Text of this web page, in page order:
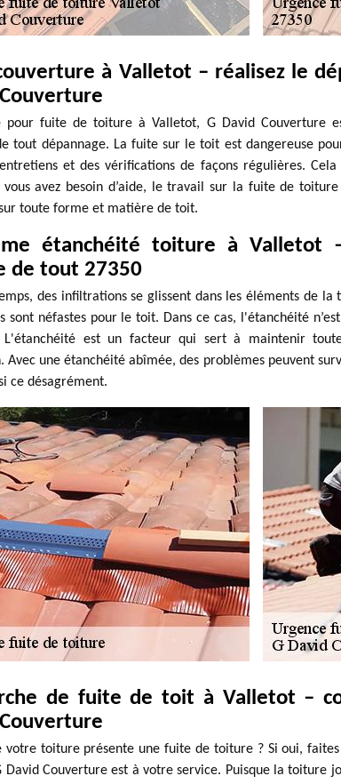
à Valletot – réalisez le
pour fuite de toiture à Valletot, G David Couverture
tout dépannage. La fuite sur le toit est dangereuse
et des vérifications de façons régulières.
avez besoin d’aide, le travail sur la fuite de
toute forme et matière de toit.
étanchéité toiture à Valletot
de tout 27350
des infiltrations se glissent dans les éléments de
sont néfastes pour le toit. Dans ce cas, l'étanchéité
L'étanchéité est un facteur qui sert à maintenir
Avec une étanchéité abîmée, des problèmes peuvent
ce désagrément.
de fuite de toit à Valletot –
votre toiture présente une fuite de toiture ? Si oui,
David Couverture est à votre service. Puisque la toiture